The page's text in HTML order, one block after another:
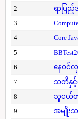
2
ရာပြ
3
4
Core
5
6
နေဝင်လု
7
သတိနှင့်န
8
သူငယ်တ
9
အမျိုးသ